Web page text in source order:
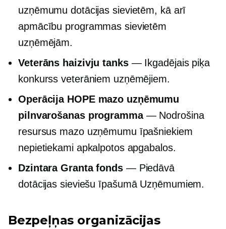
uzņēmumu dotācijas sievietēm, kā arī
apmācību programmas sievietēm
uzņēmējām.
Veterāns haizivju tanks— Ikgadējais piķa
konkurss veterāniem uzņēmējiem.
Operācija HOPE mazo uzņēmumu
pilnvarošanas programma— Nodrošina
resursus mazo uzņēmumu īpašniekiem
nepietiekami apkalpotos apgabalos.
Dzintara Granta fonds— Piedāvā
dotācijassieviešu īpašumāUzņēmumiem.
Bezpeļņas organizācijas